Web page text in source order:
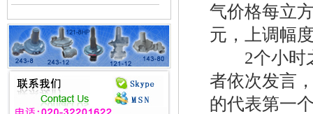
气价格每立
元，上调幅
2个小时之
者依次发言
的代表第一